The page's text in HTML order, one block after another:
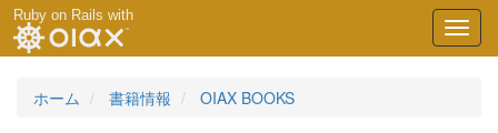
Ruby on Rails with
ホーム 書籍情報 OIAX BOOKS